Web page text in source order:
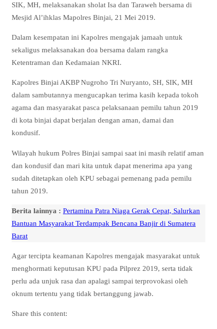
SIK, MH, melaksanakan sholat Isa dan Taraweh bersama di
Mesjid Al’ihklas Mapolres Binjai, 21 Mei 2019.
Dalam kesempatan ini Kapolres mengajak jamaah untuk
sekaligus melaksanakan doa bersama dalam rangka
Ketentraman dan Kedamaian NKRI.
Kapolres Binjai AKBP Nugroho Tri Nuryanto, SH, SIK, MH
dalam sambutannya mengucapkan terima kasih kepada tokoh
agama dan masyarakat pasca pelaksanaan pemilu tahun 2019
di kota binjai dapat berjalan dengan aman, damai dan
kondusif.
Wilayah hukum Polres Binjai sampai saat ini masih relatif aman
dan kondusif dan mari kita untuk dapat menerima apa yang
sudah ditetapkan oleh KPU sebagai pemenang pada pemilu
tahun 2019.
Berita lainnya : Pertamina Patra Niaga Gerak Cepat, Salurkan
Bantuan Masyarakat Terdampak Bencana Banjir di Sumatera
Barat
Agar tercipta keamanan Kapolres mengajak masyarakat untuk
menghormati keputusan KPU pada Pilprez 2019, serta tidak
perlu ada unjuk rasa dan apalagi sampai terprovokasi oleh
oknum tertentu yang tidak bertanggung jawab.
Share this content: